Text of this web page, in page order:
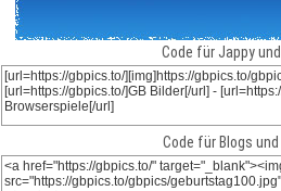
Code für Jappy und
Code für Blogs und